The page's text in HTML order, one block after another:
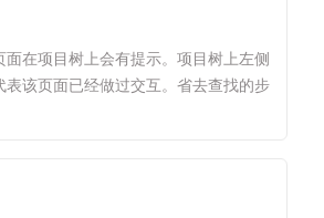
面在项目树上会有提示。项目树上左侧
表该页面已经做过交互。省去查找的步